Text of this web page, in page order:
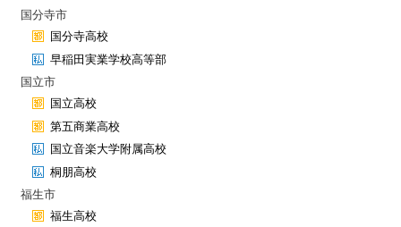
国分寺市
国分寺高校
早稲田実業学校高等部
国立市
国立高校
第五商業高校
国立音楽大学附属高校
桐朋高校
福生市
福生高校